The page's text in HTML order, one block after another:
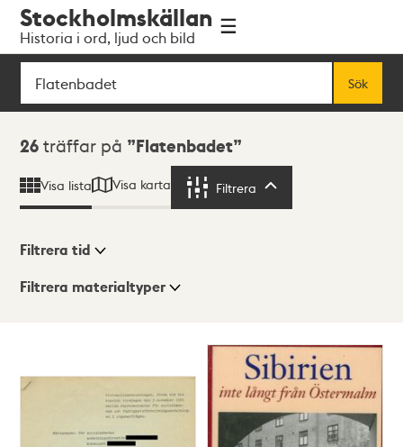
navigationen
huvudinnehållet
Stockholmskällan
Historia i ord, ljud och bild
Sök
Sök
Sökresultat
26 träffar på Flatenbadet
Visa lista Visa karta Filtrera
Visningsläge
Filtrera tid
Filtrera materialtyper